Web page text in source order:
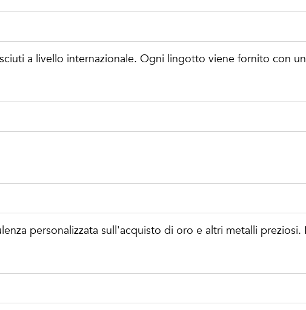
a livello internazionale. Ogni lingotto viene fornito con
personalizzata sull'acquisto di oro e altri metalli preziosi.